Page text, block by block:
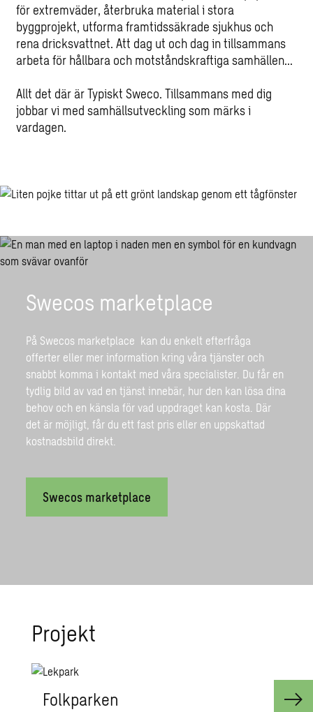
för extremväder, återbruka material i stora
byggprojekt, utforma framtidssäkrade sjukhus och
rena dricksvattnet. Att dag ut och dag in tillsammans
arbeta för hållbara och motståndskraftiga samhällen…
Allt det där är Typiskt Sweco. Tillsammans med dig
jobbar vi med samhällsutveckling som märks i
vardagen.
Swecos marketplace
På Swecos marketplace kan du enkelt efterfråga
offerter eller mer information kring våra tjänster och
snabbt komma i kontakt med våra specialister. Du får en
tydlig bild av vad en tjänst innebär, hur den kan lösa dina
behov och en känsla för vad uppdraget kan kosta. Där
det är möjligt, får du ett fast pris eller en uppskattad
kostnadsbild direkt.
Swecos marketplace
Pro­jekt
Folk­par­ken